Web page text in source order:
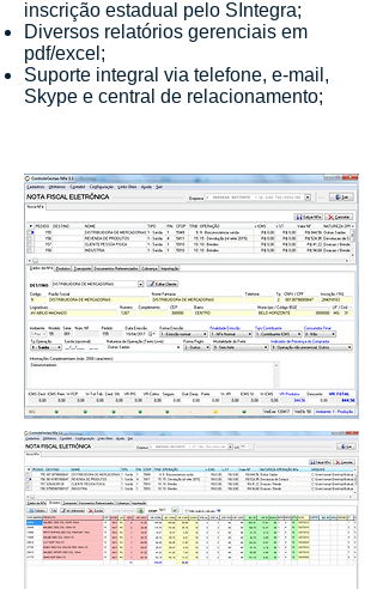
inscrição estadual pelo SIntegra;
Diversos relatórios gerenciais em
pdf/excel;
Suporte integral via telefone, e-mail,
Skype e central de relacionamento;